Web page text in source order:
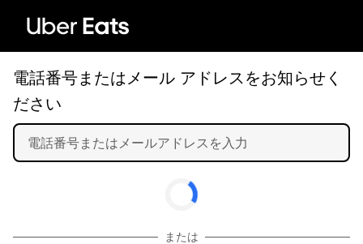
電話番号またはメール アドレスをお知らせく
ださい
または